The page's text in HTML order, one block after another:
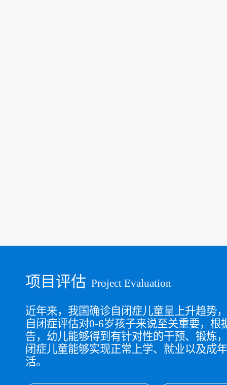
项目评估 Project Evaluation
近年来，我国确诊自闭症儿童呈上升趋势
自闭症评估对0-6岁孩子来说至关重要，根
告，幼儿能够得到有针对性的干预、锻炼
闭症儿童能够实现正常上学、就业以及成
活。